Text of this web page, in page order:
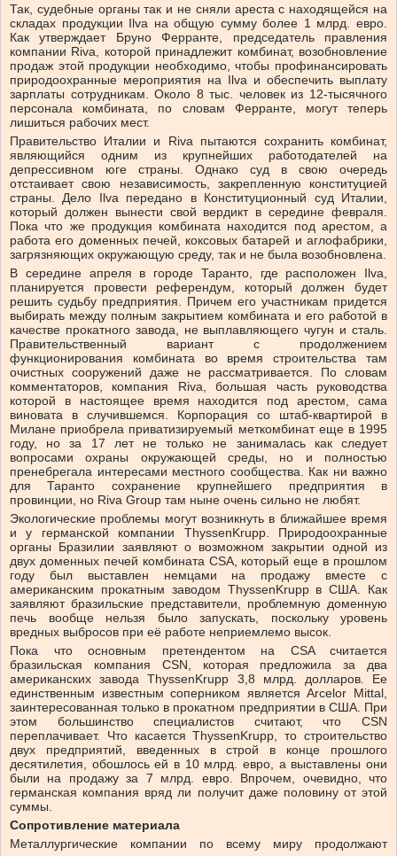
Так, судебные органы так и не сняли ареста с находящейся на
складах продукции Ilva на общую сумму более 1 млрд. евро.
Как утверждает Бруно Ферранте, председатель правления
компании Riva, которой принадлежит комбинат, возобновление
продаж этой продукции необходимо, чтобы профинансировать
природоохранные мероприятия на Ilva и обеспечить выплату
зарплаты сотрудникам. Около 8 тыс. человек из 12-тысячного
персонала комбината, по словам Ферранте, могут теперь
лишиться рабочих мест.
Правительство Италии и Riva пытаются сохранить комбинат,
являющийся одним из крупнейших работодателей на
депрессивном юге страны. Однако суд в свою очередь
отстаивает свою независимость, закрепленную конституцией
страны. Дело Ilva передано в Конституционный суд Италии,
который должен вынести свой вердикт в середине февраля.
Пока что же продукция комбината находится под арестом, а
работа его доменных печей, коксовых батарей и аглофабрики,
загрязняющих окружающую среду, так и не была возобновлена.
В середине апреля в городе Таранто, где расположен Ilva,
планируется провести референдум, который должен будет
решить судьбу предприятия. Причем его участникам придется
выбирать между полным закрытием комбината и его работой в
качестве прокатного завода, не выплавляющего чугун и сталь.
Правительственный вариант с продолжением
функционирования комбината во время строительства там
очистных сооружений даже не рассматривается. По словам
комментаторов, компания Riva, большая часть руководства
которой в настоящее время находится под арестом, сама
виновата в случившемся. Корпорация со штаб-квартирой в
Милане приобрела приватизируемый меткомбинат еще в 1995
году, но за 17 лет не только не занималась как следует
вопросами охраны окружающей среды, но и полностью
пренебрегала интересами местного сообщества. Как ни важно
для Таранто сохранение крупнейшего предприятия в
провинции, но Riva Group там ныне очень сильно не любят.
Экологические проблемы могут возникнуть в ближайшее время
и у германской компании ThyssenKrupp. Природоохранные
органы Бразилии заявляют о возможном закрытии одной из
двух доменных печей комбината CSA, который еще в прошлом
году был выставлен немцами на продажу вместе с
американским прокатным заводом ThyssenKrupp в США. Как
заявляют бразильские представители, проблемную доменную
печь вообще нельзя было запускать, поскольку уровень
вредных выбросов при её работе неприемлемо высок.
Пока что основным претендентом на CSA считается
бразильская компания CSN, которая предложила за два
американских завода ThyssenKrupp 3,8 млрд. долларов. Ее
единственным известным соперником является Arcelor Mittal,
заинтересованная только в прокатном предприятии в США. При
этом большинство специалистов считают, что CSN
переплачивает. Что касается ThyssenKrupp, то строительство
двух предприятий, введенных в строй в конце прошлого
десятилетия, обошлось ей в 10 млрд. евро, а выставлены они
были на продажу за 7 млрд. евро. Впрочем, очевидно, что
германская компания вряд ли получит даже половину от этой
суммы.
Сопротивление материала
Металлургические компании по всему миру продолжают